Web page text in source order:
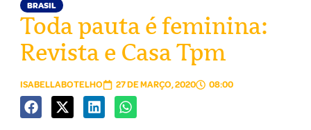
BRASIL
Toda pauta é feminina:
Revista e Casa Tpm
ISABELLABOTELHO 27 DE MARÇO, 2020 08:00